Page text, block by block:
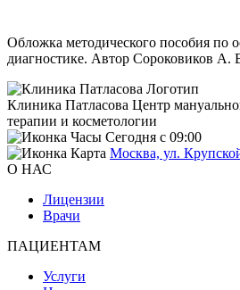
Обложка методического пособия по
диагностике. Автор Сороковиков А.
Клиника Патласова Центр
терапии и косметологии
Сегодня с 09:00
Москва, ул.
О НАС
Лицензии
Врачи
ПАЦИЕНТАМ
Услуги